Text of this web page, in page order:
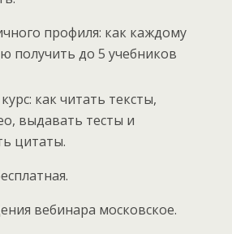
профиля: как каждому
получить до 5 учебников
как читать тексты,
выдавать тесты и
цитаты.
вебинара московское.